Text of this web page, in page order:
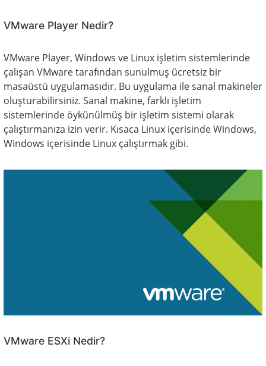
VMware Player Nedir?
VMware Player, Windows ve Linux işletim sistemlerinde
çalışan VMware tarafından sunulmuş ücretsiz bir
masaüstü uygulamasıdır. Bu uygulama ile sanal makineler
oluşturabilirsiniz. Sanal makine, farklı işletim
sistemlerinde öykünülmüş bir işletim sistemi olarak
çalıştırmanıza izin verir. Kısaca Linux içerisinde Windows,
Windows içerisinde Linux çalıştırmak gibi.
VMware ESXi Nedir?